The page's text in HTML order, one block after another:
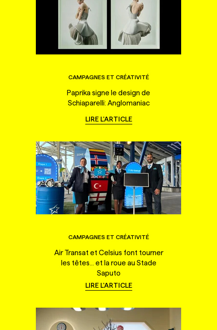
CAMPAGNES ET CRÉATIVITÉ
Paprika signe le design de
Schiaparelli: Anglomaniac
LIRE L'ARTICLE
CAMPAGNES ET CRÉATIVITÉ
Air Transat et Celsius font tourner
les têtes... et la roue au Stade
Saputo
LIRE L'ARTICLE